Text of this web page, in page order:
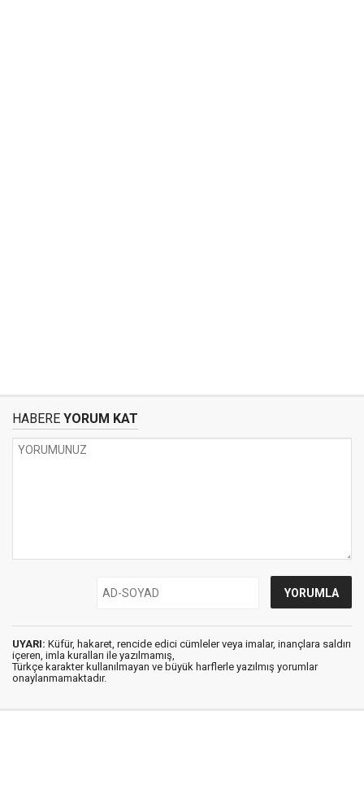
HABERE YORUM KAT
UYARI: Küfür, hakaret, rencide edici cümleler veya imalar, inançlara saldırı
içeren, imla kuralları ile yazılmamış,
Türkçe karakter kullanılmayan ve büyük harflerle yazılmış yorumlar
onaylanmamaktadır.